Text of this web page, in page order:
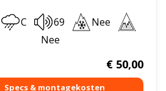
C 69
Nee
Nee
€50,00